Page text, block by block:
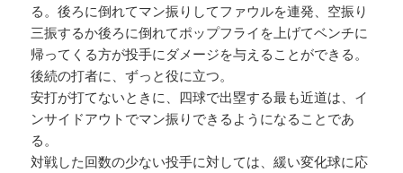
る。後ろに倒れてマン振りしてファウルを連発、空振り
三振するか後ろに倒れてポップフライを上げてベンチに
帰ってくる方が投手にダメージを与えることができる。
後続の打者に、ずっと役に立つ。
安打が打てないときに、四球で出塁する最も近道は、イ
ンサイドアウトでマン振りできるようになることであ
る。
対戦した回数の少ない投手に対しては、緩い変化球に応